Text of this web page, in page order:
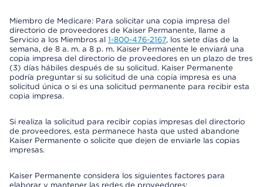
Miembro de Medicare: Para solicitar una copia impresa del
directorio de proveedores de Kaiser Permanente, llame a
Servicio a los Miembros al 1-800-476-2167, los siete días de la
semana, de 8 a. m. a 8 p. m. Kaiser Permanente le enviará una
copia impresa del directorio de proveedores en un plazo de tres
(3) días hábiles después de su solicitud. Kaiser Permanente
podría preguntar si su solicitud de una copia impresa es una
solicitud única o si es una solicitud permanente para recibir esta
copia impresa.
Si realiza la solicitud para recibir copias impresas del directorio
de proveedores, esta permanece hasta que usted abandone
Kaiser Permanente o solicite que dejen de enviarle las copias
impresas.
Kaiser Permanente considera los siguientes factores para
elaborar y mantener las redes de proveedores: